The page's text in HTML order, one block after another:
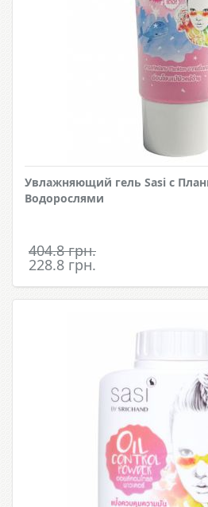
Увлажняющий гель Sasi c
Водорослями
404.8 грн.
228.8 грн.